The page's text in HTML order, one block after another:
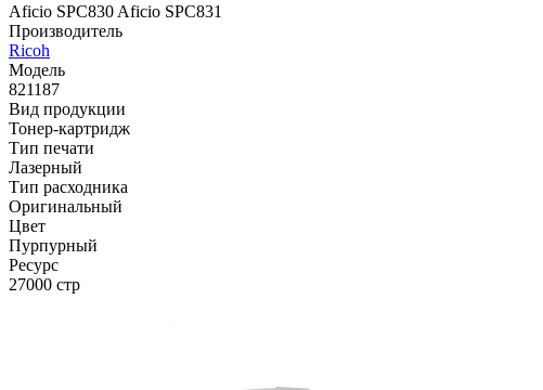
Aficio SPC830 Aficio SPC831
Производитель
Ricoh
Модель
821187
Вид продукции
Тонер-картридж
Тип печати
Лазерный
Тип расходника
Оригинальный
Цвет
Пурпурный
Ресурс
27000 стр